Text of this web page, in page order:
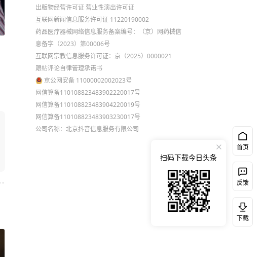
出版物经营许可证 营业性演出许可证
互联网新闻信息服务许可证 11220190002
药品医疗器械网络信息服务备案编号：（京）网药械信
息备字（2023）第00006号
互联网宗教信息服务许可证：京（2025）0000021
跟帖评论自律管理承诺书
京公网安备 11000002002023号
网信算备110108823483902220017号
网信算备110108823483904220019号
网信算备110108823483903230017号
公司名称：北京抖音信息服务有限公司
首页
反馈
下载
扫码下载今日头条